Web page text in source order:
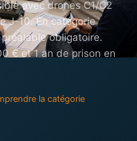
avec drones C1/C2
J-10. En catégorie
obligatoire.
€ et 1 an de prison en
la catégorie